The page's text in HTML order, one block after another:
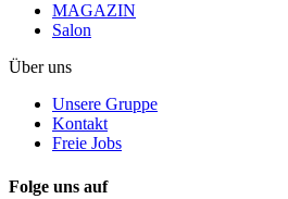
MAGAZIN
Salon
Über uns
Unsere Gruppe
Kontakt
Freie Jobs
Folge uns auf